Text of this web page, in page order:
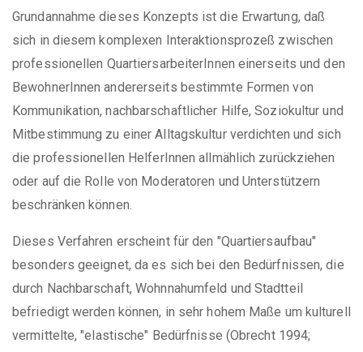
Grundannahme dieses Konzepts ist die Erwartung, daß
sich in diesem komplexen Interaktionsprozeß zwischen
professionellen QuartiersarbeiterInnen einerseits und den
BewohnerInnen andererseits bestimmte Formen von
Kommunikation, nachbarschaftlicher Hilfe, Soziokultur und
Mitbestimmung zu einer Alltagskultur verdichten und sich
die professionellen HelferInnen allmählich zurückziehen
oder auf die Rolle von Moderatoren und Unterstützern
beschränken können.
Dieses Verfahren erscheint für den "Quartiersaufbau"
besonders geeignet, da es sich bei den Bedürfnissen, die
durch Nachbarschaft, Wohnnahumfeld und Stadtteil
befriedigt werden können, in sehr hohem Maße um kulturell
vermittelte, "elastische" Bedürfnisse (Obrecht 1994;